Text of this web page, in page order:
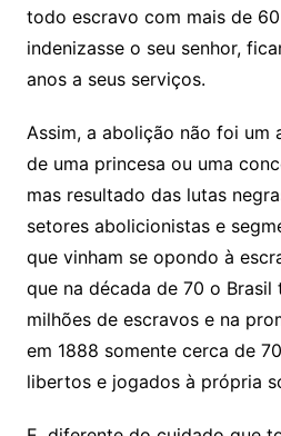
todo escravo com mais de
indenizasse o seu senhor,
anos a seus serviços.
Assim, a abolição não foi um
de uma princesa ou uma
mas resultado das lutas
setores abolicionistas e
que vinham se opondo à
que na década de 70 o Brasil
milhões de escravos e na
em 1888 somente cerca de
libertos e jogados à própria